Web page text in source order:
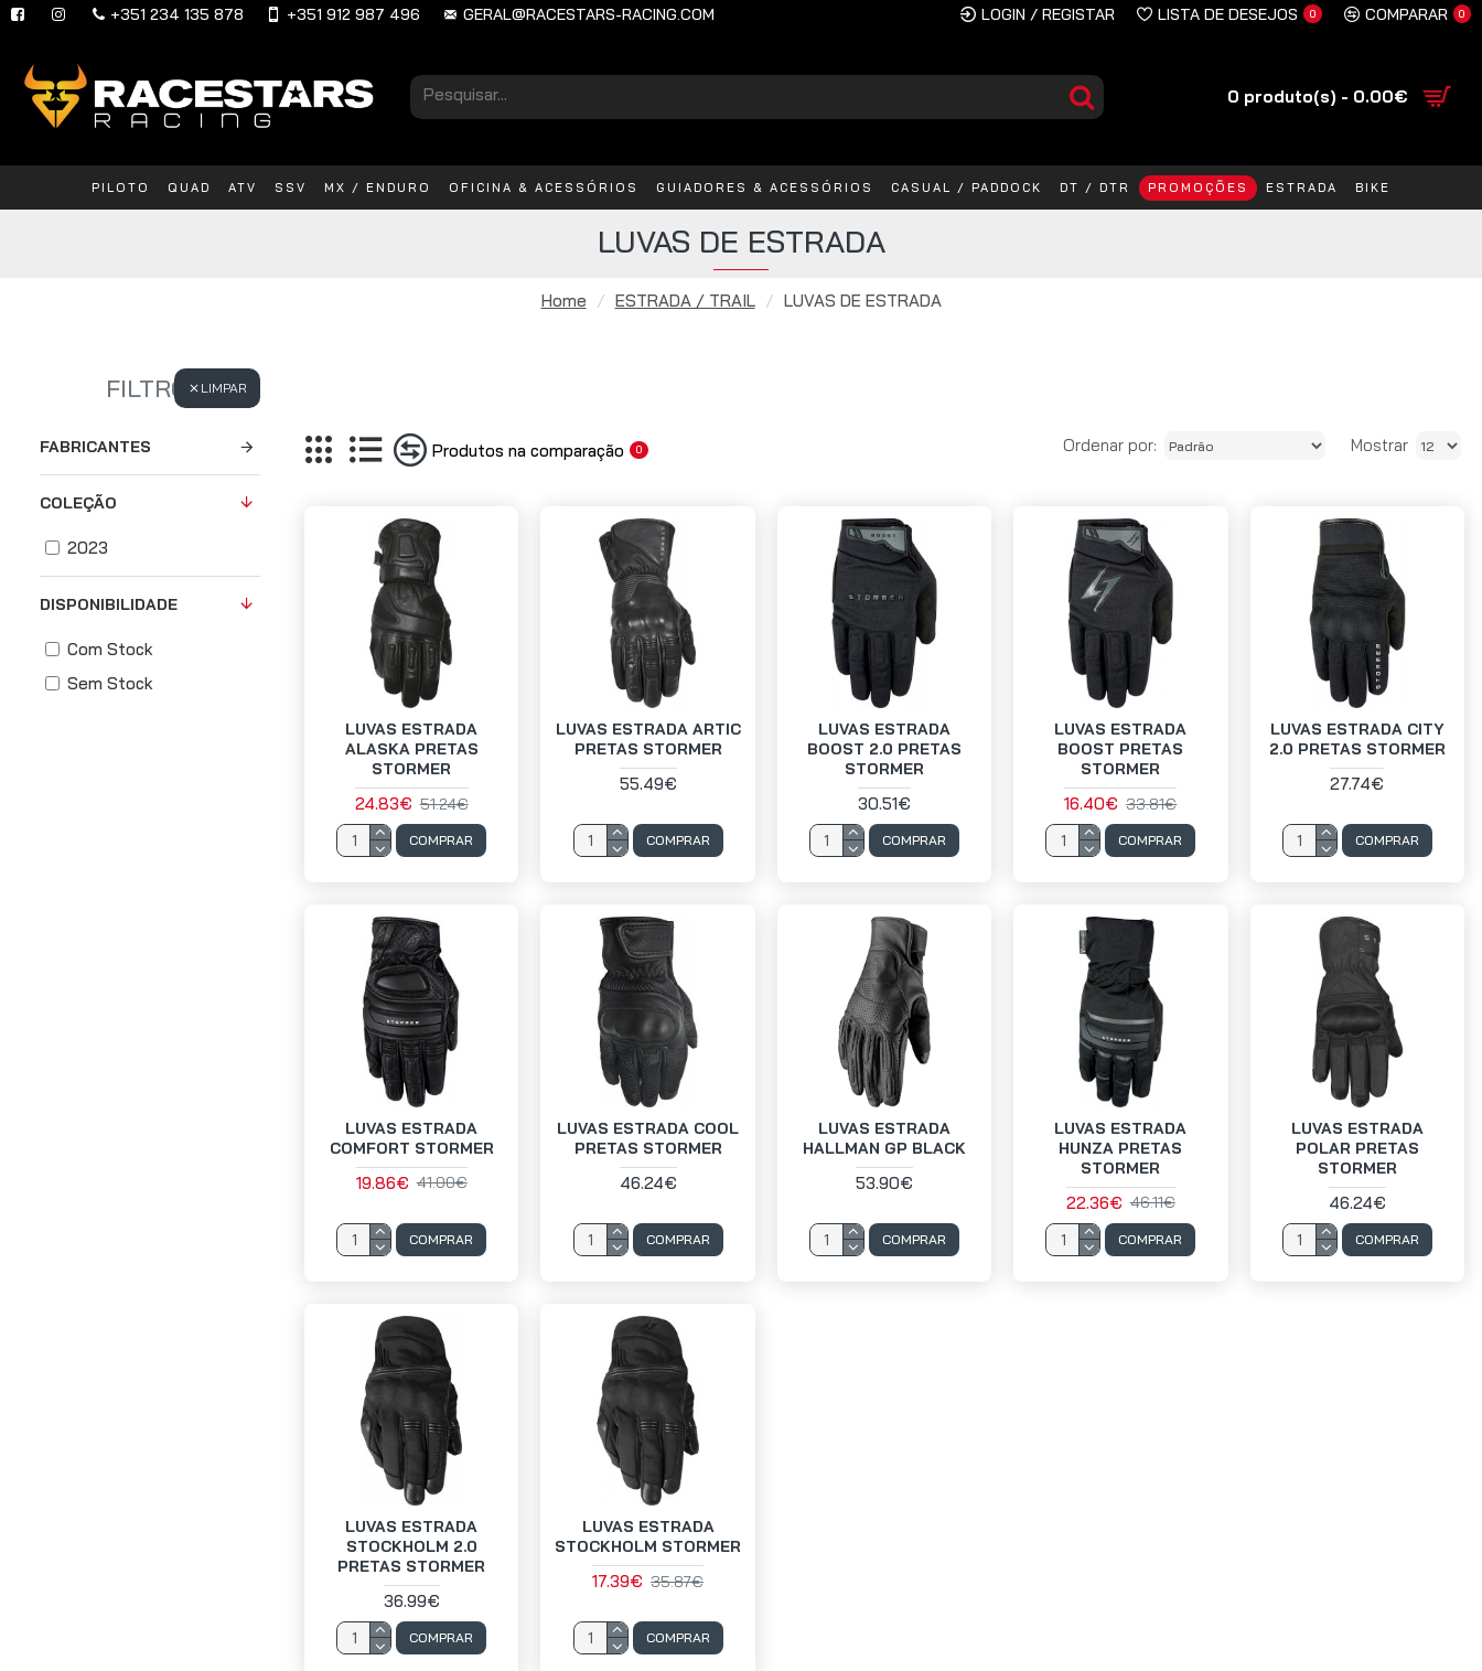
+351 234 135 878 +351 912 987 496 GERAL@RACESTARS-RACING.COM LOGIN / REGISTAR LISTA DE DESEJOS 0 COMPARAR 0
0 produto(s) - 0.00€
PILOTO QUAD ATV SSV MX / ENDURO OFICINA & ACESSÓRIOS GUIADORES & ACESSÓRIOS CASUAL / PADDOCK DT / DTR PROMOÇÕES ESTRADA BIKE
Home ESTRADA / TRAIL LUVAS DE ESTRADA
LUVAS DE ESTRADA
FILTRO LIMPAR
FABRICANTES
COLEÇÃO
2023
DISPONIBILIDADE
Com Stock
Sem Stock
Produtos na comparação 0 Ordenar por: Mostrar
LUVAS ESTRADA
ALASKA PRETAS
STORMER
24.83€ 51.24€
COMPRAR
LUVAS ESTRADA ARTIC
PRETAS STORMER
55.49€
COMPRAR
LUVAS ESTRADA
BOOST 2.0 PRETAS
STORMER
30.51€
COMPRAR
LUVAS ESTRADA
BOOST PRETAS
STORMER
16.40€ 33.81€
COMPRAR
LUVAS ESTRADA CITY
2.0 PRETAS STORMER
27.74€
COMPRAR
LUVAS ESTRADA
COMFORT STORMER
19.86€ 41.00€
COMPRAR
LUVAS ESTRADA COOL
PRETAS STORMER
46.24€
COMPRAR
LUVAS ESTRADA
HALLMAN GP BLACK
53.90€
COMPRAR
LUVAS ESTRADA
HUNZA PRETAS
STORMER
22.36€ 46.11€
COMPRAR
LUVAS ESTRADA
POLAR PRETAS
STORMER
46.24€
COMPRAR
LUVAS ESTRADA
STOCKHOLM 2.0
PRETAS STORMER
36.99€
COMPRAR
LUVAS ESTRADA
STOCKHOLM STORMER
17.39€ 35.87€
COMPRAR